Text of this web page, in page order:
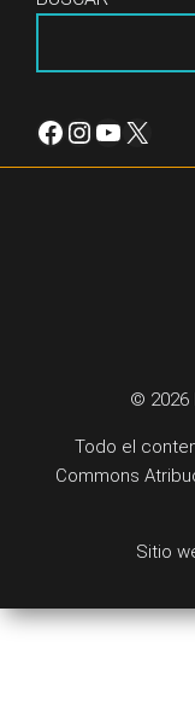
Facebook
Instagram
YouTube
X
© 2026
Todo el
Commons
Sitio